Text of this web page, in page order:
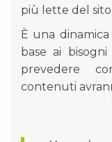
più lette del sito
È una
base ai
prevedere
contenuti